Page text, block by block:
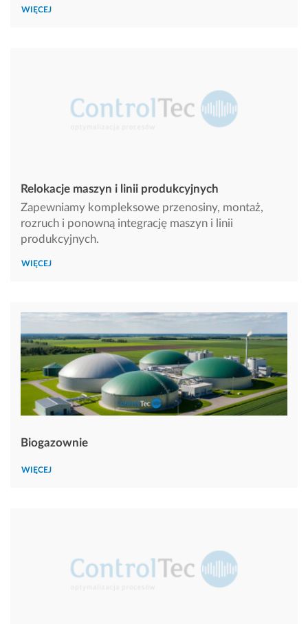
WIĘCEJ
Relokacje maszyn i linii produkcyjnych
Zapewniamy kompleksowe przenosiny, montaż,
rozruch i ponowną integrację maszyn i linii
produkcyjnych.
WIĘCEJ
Biogazownie
WIĘCEJ